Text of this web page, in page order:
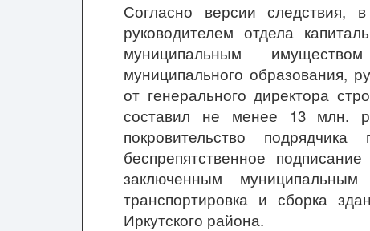
Согласно версии следствия,
руководителем отдела
муниципальным
муниципального образования,
от генерального директора
составил не менее 13 млн.
покровительство
беспрепятственное
заключенным муниципальным
транспортировка и сборка
Иркутского района.